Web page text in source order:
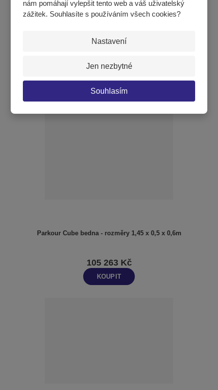
nám pomáhají vylepšit tento web a váš uživatelský
zážitek. Souhlasíte s používáním všech cookies?
Nastavení
Jen nezbytné
Souhlasím
83 316 Kč
KOUPIT
Parkour Cube bedna - rozměry 1,45 x 0,5 x 0,6m
105 263 Kč
KOUPIT